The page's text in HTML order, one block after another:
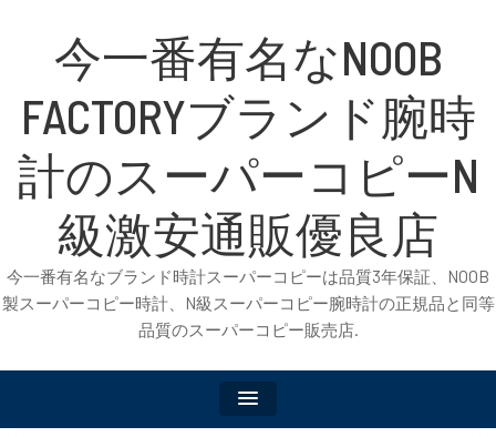
今一番有名なNOOB
FACTORYブランド腕時
計のスーパーコピーN
級激安通販優良店
今一番有名なブランド時計スーパーコピーは品質3年保証、NOOB
製スーパーコピー時計、N級スーパーコピー腕時計の正規品と同等
品質のスーパーコピー販売店.